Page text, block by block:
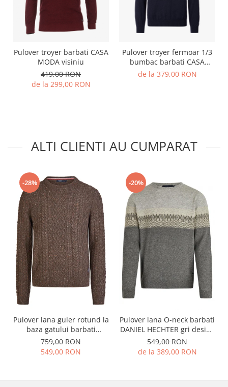
Pulover troyer barbati CASA
MODA visiniu
419,00 RON
de la 299,00 RON
Pulover troyer fermoar 1/3
bumbac barbati CASA
MODA 004410 bleumarin
de la 379,00 RON
ALTI CLIENTI AU CUMPARAT
-28%
Pulover lana guler rotund la
baza gatului barbati
HECHTER maro
759,00 RON
549,00 RON
-20%
Pulover lana O-neck barbati
DANIEL HECHTER gri design
iarna
549,00 RON
de la 389,00 RON